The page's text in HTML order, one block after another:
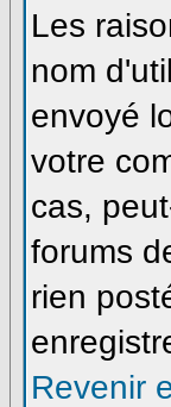
Les
nom
envoyé
votre
cas,
forums
rien
Revenir